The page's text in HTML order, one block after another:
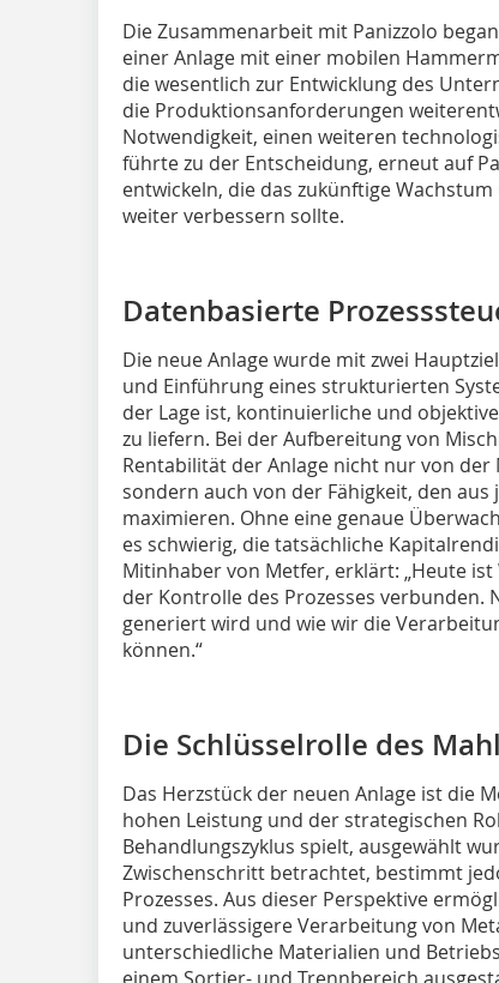
Die Zusammenarbeit mit Panizzolo
einer Anlage mit einer mobilen
die wesentlich zur Entwicklung des
die Produktionsanforderungen
Notwendigkeit, einen weiteren
führte zu der Entscheidung, erneut auf
entwickeln, die das zukünftige
weiter verbessern sollte.
Datenbasierte
Die neue Anlage wurde mit zwei
und Einführung eines strukturierten
der Lage ist, kontinuierliche und
zu liefern. Bei der Aufbereitung von
Rentabilität der Anlage nicht nur von
sondern auch von der Fähigkeit, den
maximieren. Ohne eine genaue
es schwierig, die tatsächliche
Mitinhaber von Metfer, erklärt: „Heute
der Kontrolle des Prozesses verbunden.
generiert wird und wie wir die
können.“
Die Schlüsselrolle des
Das Herzstück der neuen Anlage ist die
hohen Leistung und der strategischen
Behandlungszyklus spielt, ausgewählt
Zwischenschritt betrachtet, bestimmt
Prozesses. Aus dieser Perspektive
und zuverlässigere Verarbeitung von
unterschiedliche Materialien und